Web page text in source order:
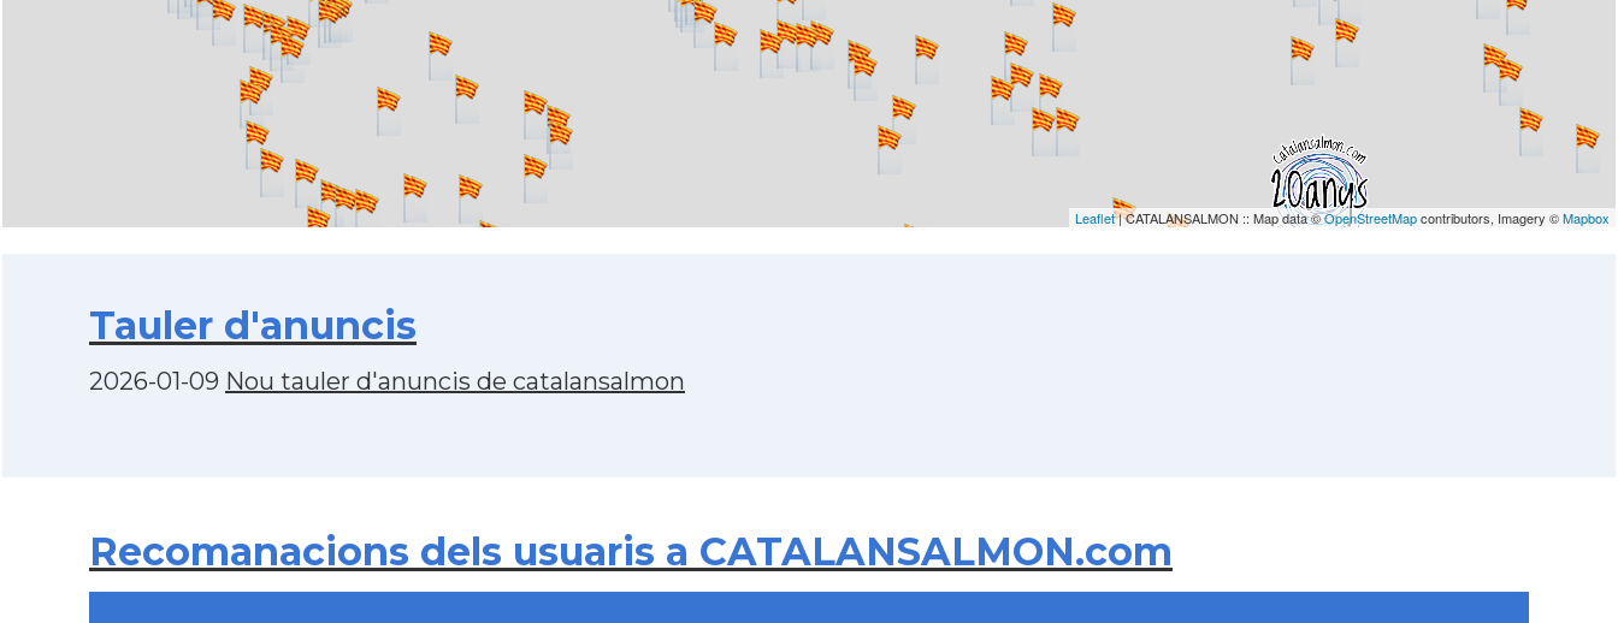
Leaflet| CATALANSALMON :: Map data ©OpenStreetMapcontributors, Imagery ©Mapbox
Tauler d'anuncis
2026-01-09 Nou tauler d'anuncis de catalansalmon
Recomanacions dels usuaris a CATALANSALMON.com